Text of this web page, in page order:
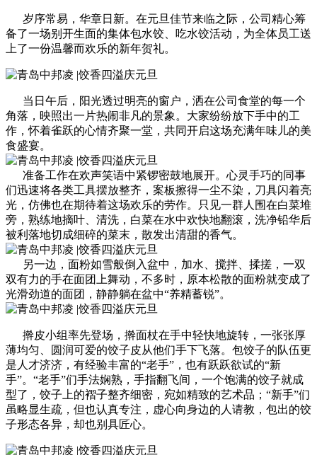
岁序常易，华章日新。在元旦佳节来临之际，公司精心筹
备了一场别开生面的集体包水饺、吃水饺活动，为全体员工送
上了一份温馨而欢乐的新年贺礼。
当日午后，阳光透过明亮的窗户，洒在公司食堂的每一个
角落，映照出一片热闹非凡的景象。大家纷纷放下手中的工
作，怀着雀跃的心情齐聚一堂，共同开启这场充满年味儿的美
食盛宴。
准备工作在欢声笑语中紧锣密鼓地展开。心灵手巧的同事
们迅速将各类工具摆放整齐，案板擦得一尘不染，刀具闪着亮
光，仿佛也在期待着这场欢乐的劳作。只见一群人围在白菜堆
旁，熟练地摘叶、清洗，白菜在水中欢快地翻滚，洗净铅华后
被利落地切成细碎的菜末，散发出清甜的香气。
另一边，面粉如雪般倒入盆中，加水、搅拌、揉搓，一双
双有力的手在面团上舞动，不多时，原本松散的面粉就变成了
光滑劲道的面团，静静躺在盆中“养精蓄锐”。
擀皮小组率先登场，擀面杖在手中轻快地旋转，一张张厚
薄均匀、圆润可爱的饺子皮从他们手下飞落。包饺子的队伍更
是人才济济，有经验丰富的“老手”，也有跃跃欲试的“新
手”。“老手”们手法娴熟，手指翻飞间，一个饱满的饺子就成
型了，饺子上的褶子整齐细密，宛如精致的艺术品；“新手”们
虽略显生疏，但也认真专注，虚心向身边的人请教，包出的饺
子形态各异，却也别具匠心。